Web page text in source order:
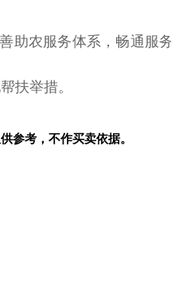
助农服务体系，畅通服
扶举措。
参考，不作买卖依据。